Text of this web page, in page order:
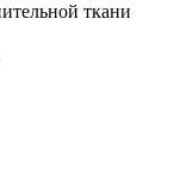
ткани